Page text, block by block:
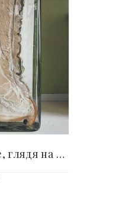
17 объектов в разрезе, глядя на которые и не..